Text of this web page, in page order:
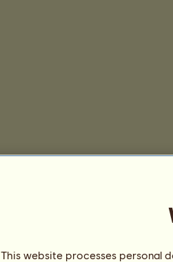
This website processes personal